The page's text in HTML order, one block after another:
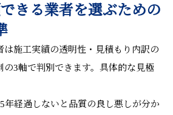
きる業者を選ぶための
は施工実績の透明性・見積もり内訳の
の3軸で判別できます。具体的な見極
年経過しないと品質の良し悪しが分か